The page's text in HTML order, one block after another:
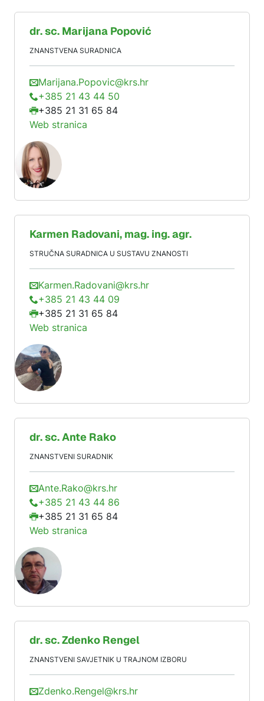
dr. sc. Marijana Popović
ZNANSTVENA SURADNICA
Marijana.Popovic@krs.hr
+385 21 43 44 50
+385 21 31 65 84
Web stranica
Karmen Radovani, mag. ing. agr.
STRUČNA SURADNICA U SUSTAVU ZNANOSTI
Karmen.Radovani@krs.hr
+385 21 43 44 09
+385 21 31 65 84
Web stranica
dr. sc.Ante Rako
ZNANSTVENI SURADNIK
Ante.Rako@krs.hr
+385 21 43 44 86
+385 21 31 65 84
Web stranica
dr. sc.Zdenko Rengel
ZNANSTVENI SAVJETNIK U TRAJNOM IZBORU
Zdenko.Rengel@krs.hr